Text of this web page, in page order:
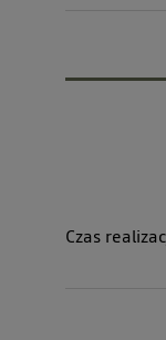
Czas